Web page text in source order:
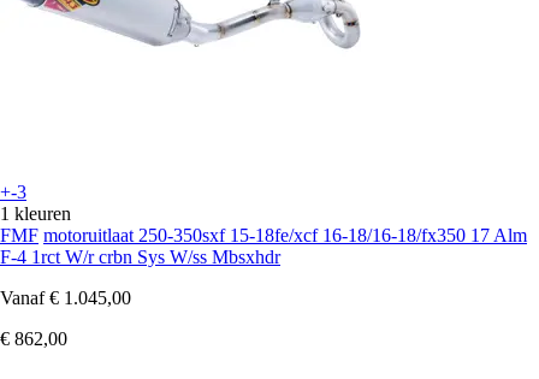
+-3
1 kleuren
FMF motoruitlaat 250-350sxf 15-18fe/xcf 16-18/16-18/fx350 17 Alm
F-4 1rct W/r crbn Sys W/ss Mbsxhdr
Vanaf € 1.045,00
€ 862,00